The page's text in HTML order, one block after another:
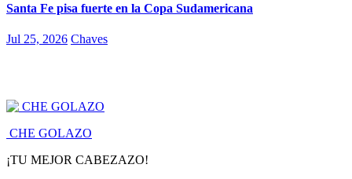
Santa Fe pisa fuerte en la Copa Sudamericana
Jul 25, 2026 Chaves
CHE GOLAZO
¡TU MEJOR CABEZAZO!